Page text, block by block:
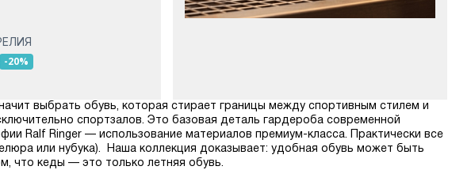
-20%
выбрать обувь, которая стирает границы между спортивным стилем и
спортзалов. Это базовая деталь гардероба современной
Ralf Ringer — использование материалов премиум-класса. Практически все
или нубука). Наша коллекция доказывает: удобная обувь может быть
что кеды — это только летняя обувь.